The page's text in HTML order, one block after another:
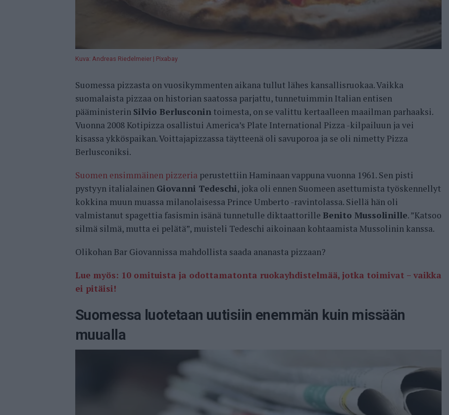
Kuva: Andreas Riedelmeier | Pixabay
Suomessa pizzasta on vuosikymmenten aikana tullut lähes kansallisruokaa. Vaikka
suomalaista pizzaa on historian saatossa parjattu, tunnetuimmin Italian entisen
pääministerin Silvio Berlusconin toimesta, on se valittu kertaalleen maailman parhaaksi.
Vuonna 2008 Kotipizza osallistui America’s Plate International Pizza -kilpailuun ja vei
kisassa ykköspaikan. Voittajapizzassa täytteenä oli savuporoa ja se oli nimetty Pizza
Berlusconiksi.
Suomen ensimmäinen pizzeria perustettiin Haminaan vappuna vuonna 1961. Sen pisti
pystyyn italialainen Giovanni Tedeschi, joka oli ennen Suomeen asettumista työskennellyt
kokkina muun muassa milanolaisessa Prince Umberto -ravintolassa. Siellä hän oli
valmistanut spagettia fasismin isänä tunnetulle diktaattorille Benito Mussolinille. ”Katsoo
silmä silmä, mutta ei pelätä”, muisteli Tedeschi aikoinaan kohtaamista Mussolinin kanssa.
Olikohan Bar Giovannissa mahdollista saada ananasta pizzaan?
Lue myös: 10 omituista ja odottamatonta ruokayhdistelmää, jotka toimivat – vaikka
ei pitäisi!
Suomessa luotetaan uutisiin enemmän kuin missään
muualla